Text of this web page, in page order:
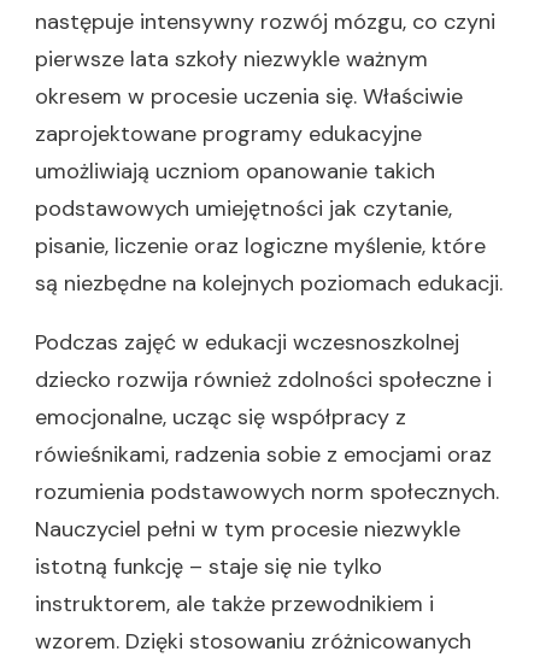
następuje intensywny rozwój mózgu, co czyni
pierwsze lata szkoły niezwykle ważnym
okresem w procesie uczenia się. Właściwie
zaprojektowane programy edukacyjne
umożliwiają uczniom opanowanie takich
podstawowych umiejętności jak czytanie,
pisanie, liczenie oraz logiczne myślenie, które
są niezbędne na kolejnych poziomach edukacji.
Podczas zajęć w edukacji wczesnoszkolnej
dziecko rozwija również zdolności społeczne i
emocjonalne, ucząc się współpracy z
rówieśnikami, radzenia sobie z emocjami oraz
rozumienia podstawowych norm społecznych.
Nauczyciel pełni w tym procesie niezwykle
istotną funkcję – staje się nie tylko
instruktorem, ale także przewodnikiem i
wzorem. Dzięki stosowaniu zróżnicowanych